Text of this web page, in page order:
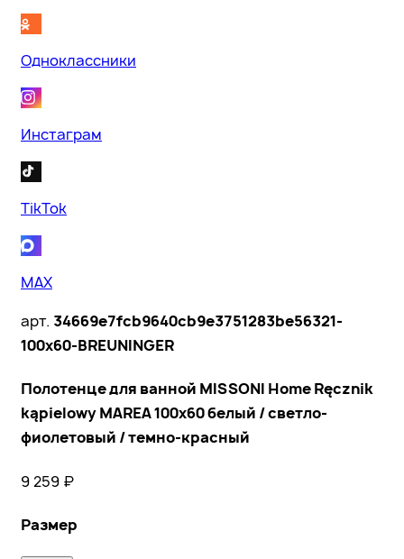
Одноклассники
Инстаграм
TikTok
MAX
арт. 34669e7fcb9640cb9e3751283be56321-
100x60-BREUNINGER
Полотенце для ванной MISSONI Home Ręcznik
kąpielowy MAREA 100x60 белый / светло-
фиолетовый / темно-красный
9 259 ₽
Размер